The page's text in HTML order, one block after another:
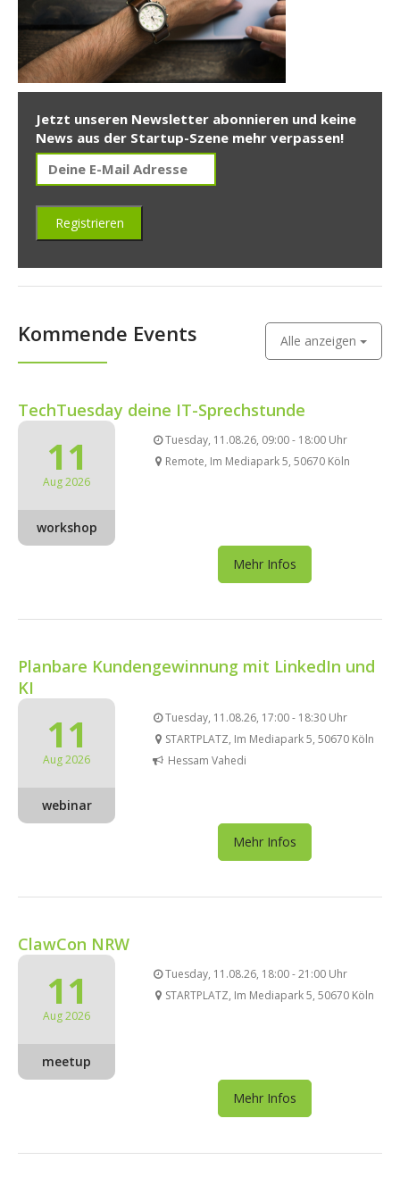
Jetzt unseren Newsletter abonnieren und keine
News aus der Startup-Szene mehr verpassen!
Kommende Events Alle anzeigen
TechTuesday deine IT-Sprechstunde
11
Aug 2026
workshop
Tuesday, 11.08.26, 09:00 - 18:00 Uhr
Remote, Im Mediapark 5, 50670 Köln
Mehr Infos
Planbare Kundengewinnung mit LinkedIn und
KI
11
Aug 2026
webinar
Tuesday, 11.08.26, 17:00 - 18:30 Uhr
STARTPLATZ, Im Mediapark 5, 50670 Köln
Hessam Vahedi
Mehr Infos
ClawCon NRW
11
Aug 2026
meetup
Tuesday, 11.08.26, 18:00 - 21:00 Uhr
STARTPLATZ, Im Mediapark 5, 50670 Köln
Mehr Infos